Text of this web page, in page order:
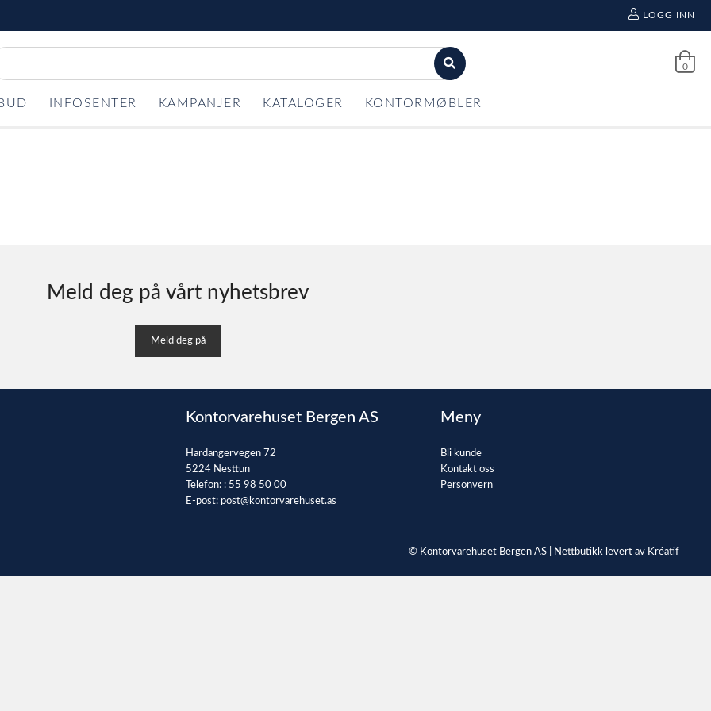
LOGG INN
0
INFOSENTER KAMPANJER KATALOGER KONTORMØBLER
Meld deg på vårt nyhetsbrev
Meld deg på
Kontorvarehuset Bergen AS
Hardangervegen 72
5224 Nesttun
Telefon: : 55 98 50 00
E-post: post@kontorvarehuset.as
Meny
Bli kunde
Kontakt oss
Personvern
© Kontorvarehuset Bergen AS | Nettbutikk levert av Kréatif